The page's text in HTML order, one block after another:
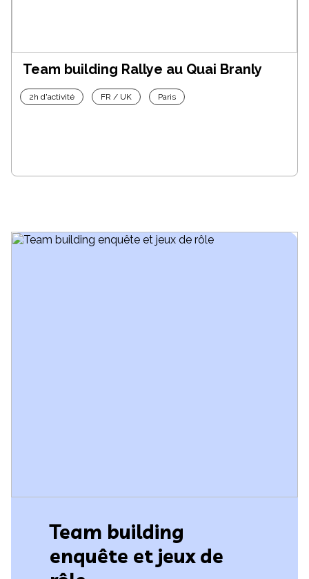
Team building Rallye au Quai Branly
2h d'activité FR / UK Paris
Team building
enquête et jeux de